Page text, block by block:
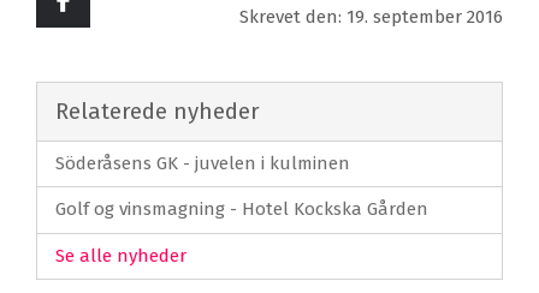
Skrevet den: 19. september 2016
Relaterede nyheder
Söderåsens GK - juvelen i kulminen
Golf og vinsmagning - Hotel Kockska Gården
Se alle nyheder